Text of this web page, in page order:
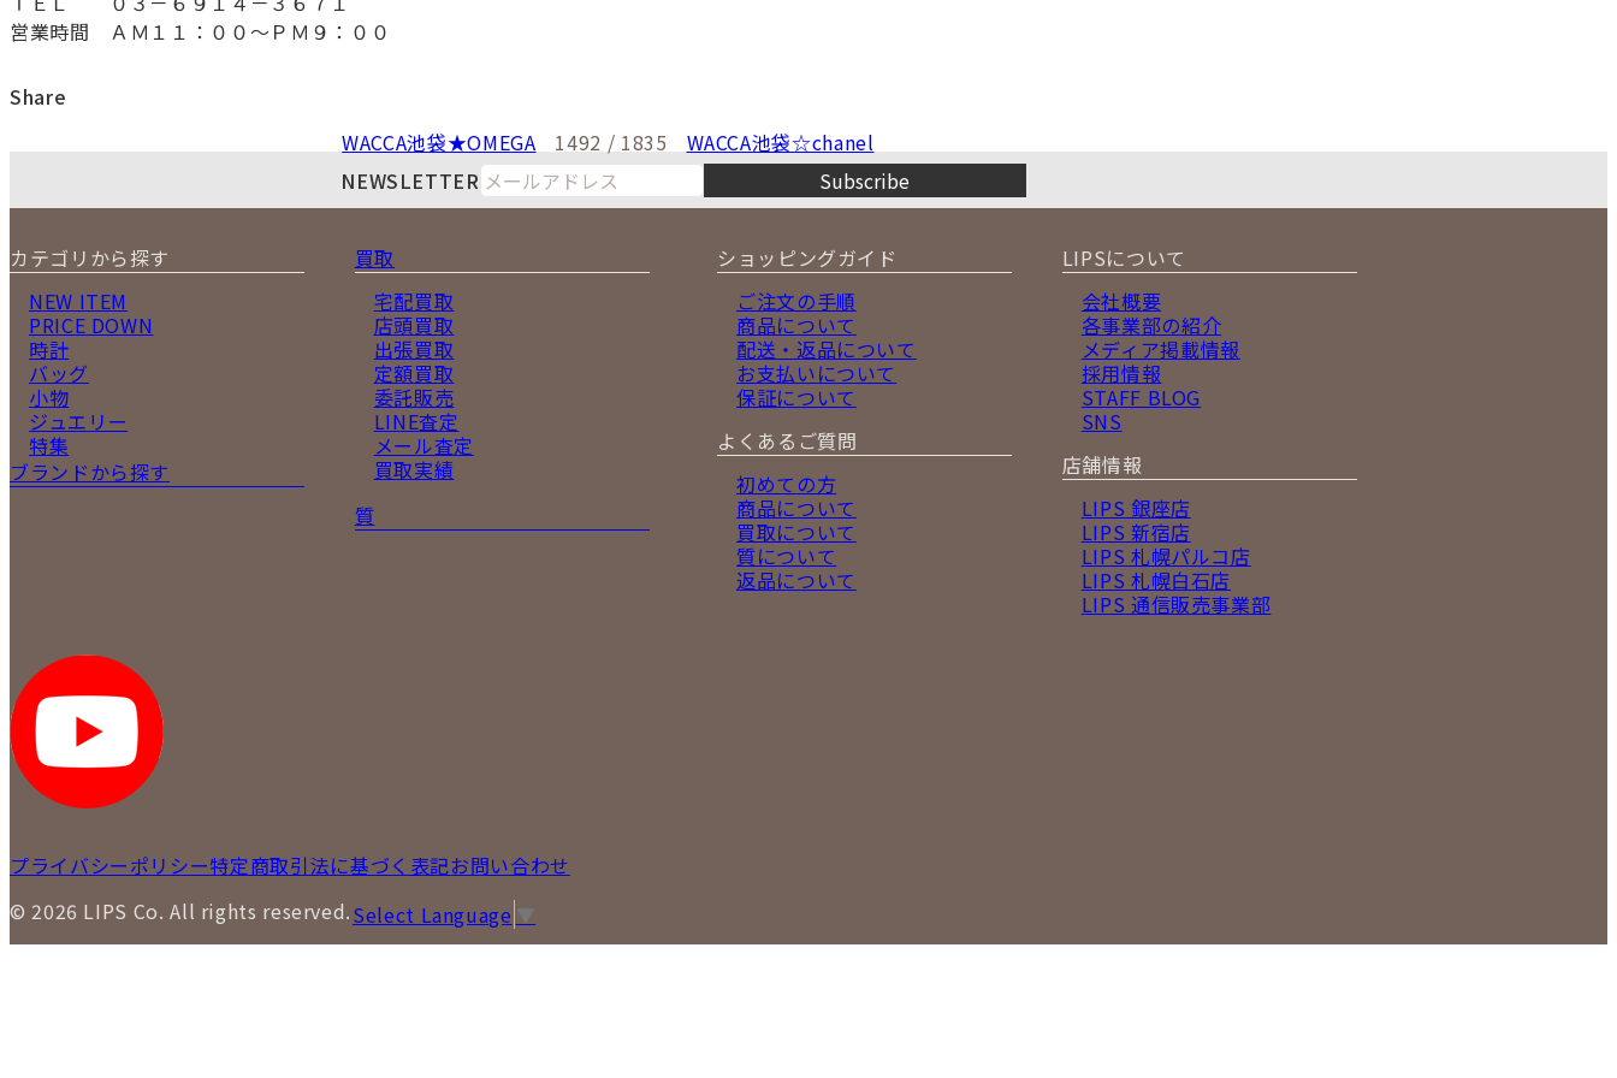
営業時間 ＡＭ１１：００～ＰＭ９：００
Share
WACCA池袋★OMEGA
1492 / 1835
WACCA池袋☆chanel
NEWSLETTER
Subscribe
カテゴリから探す
NEW ITEM
PRICE DOWN
時計
バッグ
小物
ジュエリー
特集
ブランドから探す
買取
宅配買取
店頭買取
出張買取
定額買取
委託販売
LINE査定
メール査定
買取実績
質
ショッピングガイド
ご注文の手順
商品について
配送・返品について
お支払いについて
保証について
よくあるご質問
初めての方
商品について
買取について
質について
返品について
LIPSについて
会社概要
各事業部の紹介
メディア掲載情報
採用情報
STAFF BLOG
SNS
店舗情報
LIPS 銀座店
LIPS 新宿店
LIPS 札幌パルコ店
LIPS 札幌白石店
LIPS 通信販売事業部
プライバシーポリシー特定商取引法に基づく表記お問い合わせ
© 2026 LIPS Co. All rights reserved.Select Language ▼